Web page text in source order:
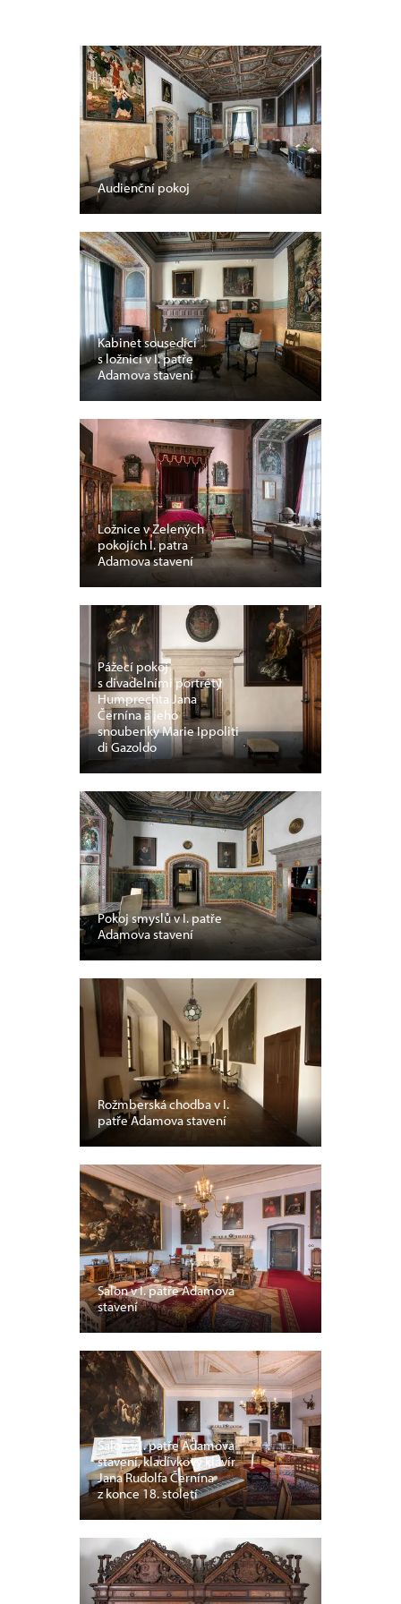
Audienční pokoj
Kabinet sousedící
s ložnicí v I. patře
Adamova stavení
Ložnice v Zelených
pokojích I. patra
Adamova stavení
Pážecí pokoj
s divadelními portréty
Humprechta Jana
Černína a jeho
snoubenky Marie Ippoliti
di Gazoldo
Pokoj smyslů v I. patře
Adamova stavení
Rožmberská chodba v I.
patře Adamova stavení
Salon v I. patře Adamova
stavení
Salon v I. patře Adamova
stavení, kladívkový klavír
Jana Rudolfa Černína
z konce 18. století